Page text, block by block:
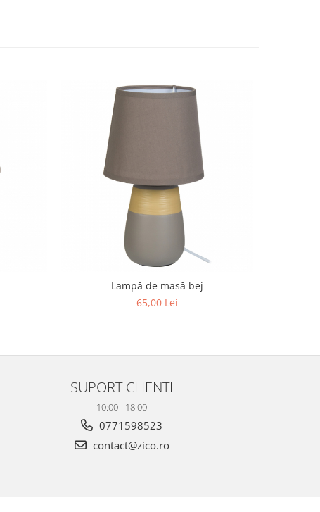
Lampă de masă bej
65,00 Lei
SUPORT CLIENTI
10:00 - 18:00
0771598523
contact@zico.ro